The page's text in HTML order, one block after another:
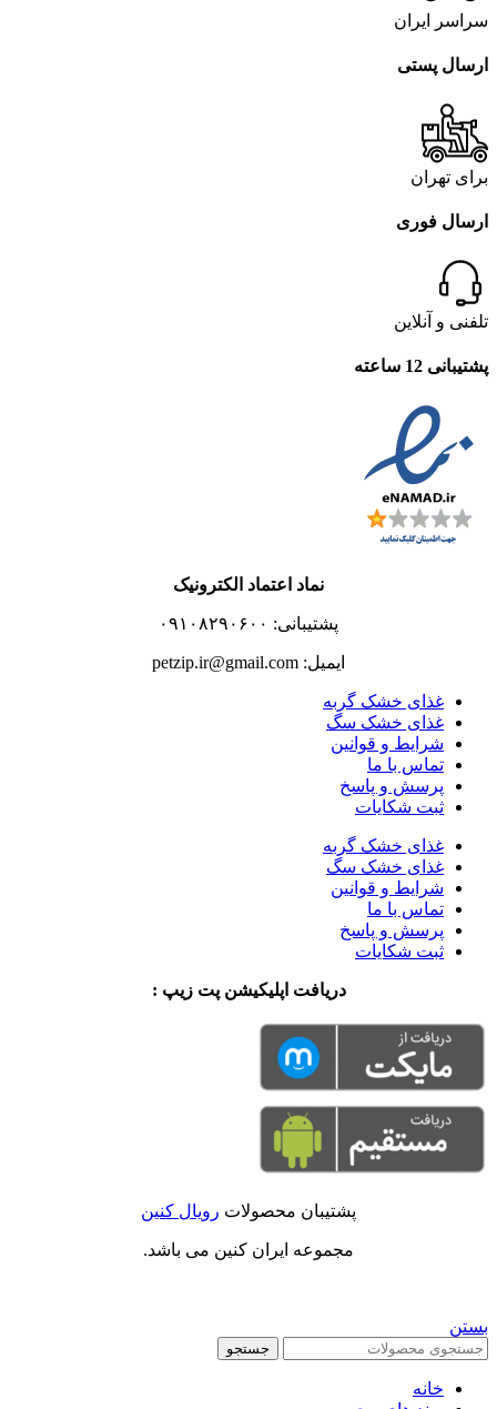
سراسر ایران
ارسال پستی
برای تهران
ارسال فوری
تلفنی و آنلاین
پشتیبانی 12 ساعته
نماد اعتماد الکترونیک
پشتیبانی: ۰۹۱۰۸۲۹۰۶۰۰
ایمیل: petzip.ir@gmail.com
غذای خشک گربه
غذای خشک سگ
شرایط و قوانین
تماس با ما
پرسش و پاسخ
ثبت شکایات
غذای خشک گربه
غذای خشک سگ
شرایط و قوانین
تماس با ما
پرسش و پاسخ
ثبت شکایات
دریافت اپلیکیشن پت زیپ :
پشتیبان محصولات رویال کنین
مجموعه ایران کنین می باشد.
بستن
جستجو
خانه